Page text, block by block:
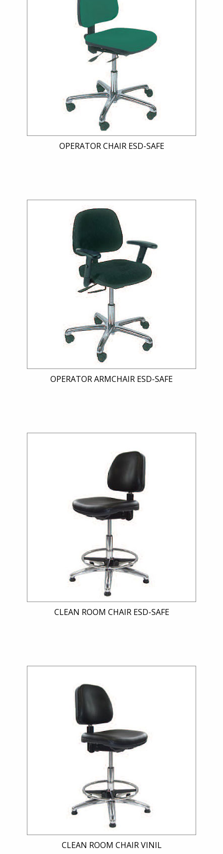
OPERATOR CHAIR ESD-SAFE
OPERATOR ARMCHAIR ESD-SAFE
CLEAN ROOM CHAIR ESD-SAFE
CLEAN ROOM CHAIR VINIL